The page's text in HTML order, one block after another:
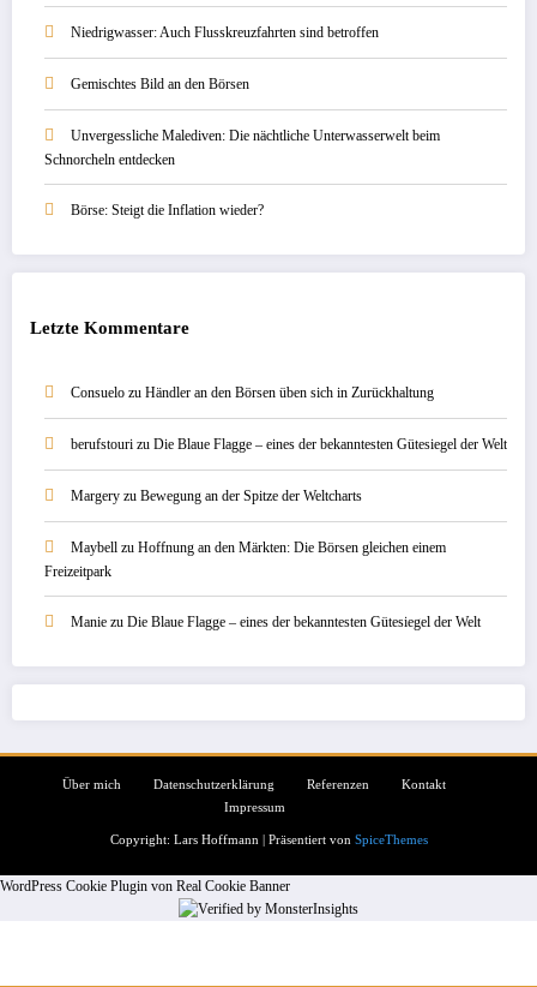
Niedrigwasser: Auch Flusskreuzfahrten sind betroffen
Gemischtes Bild an den Börsen
Unvergessliche Malediven: Die nächtliche Unterwasserwelt beim
Schnorcheln entdecken
Börse: Steigt die Inflation wieder?
Letzte Kommentare
Consuelo zu Händler an den Börsen üben sich in Zurückhaltung
berufstouri zu Die Blaue Flagge – eines der bekanntesten Gütesiegel der Welt
Margery zu Bewegung an der Spitze der Weltcharts
Maybell zu Hoffnung an den Märkten: Die Börsen gleichen einem
Freizeitpark
Manie zu Die Blaue Flagge – eines der bekanntesten Gütesiegel der Welt
Über mich Datenschutzerklärung Referenzen
Kontakt
Impressum
Copyright: Lars Hoffmann | Präsentiert von SpiceThemes
WordPress Cookie Plugin von Real Cookie Banner